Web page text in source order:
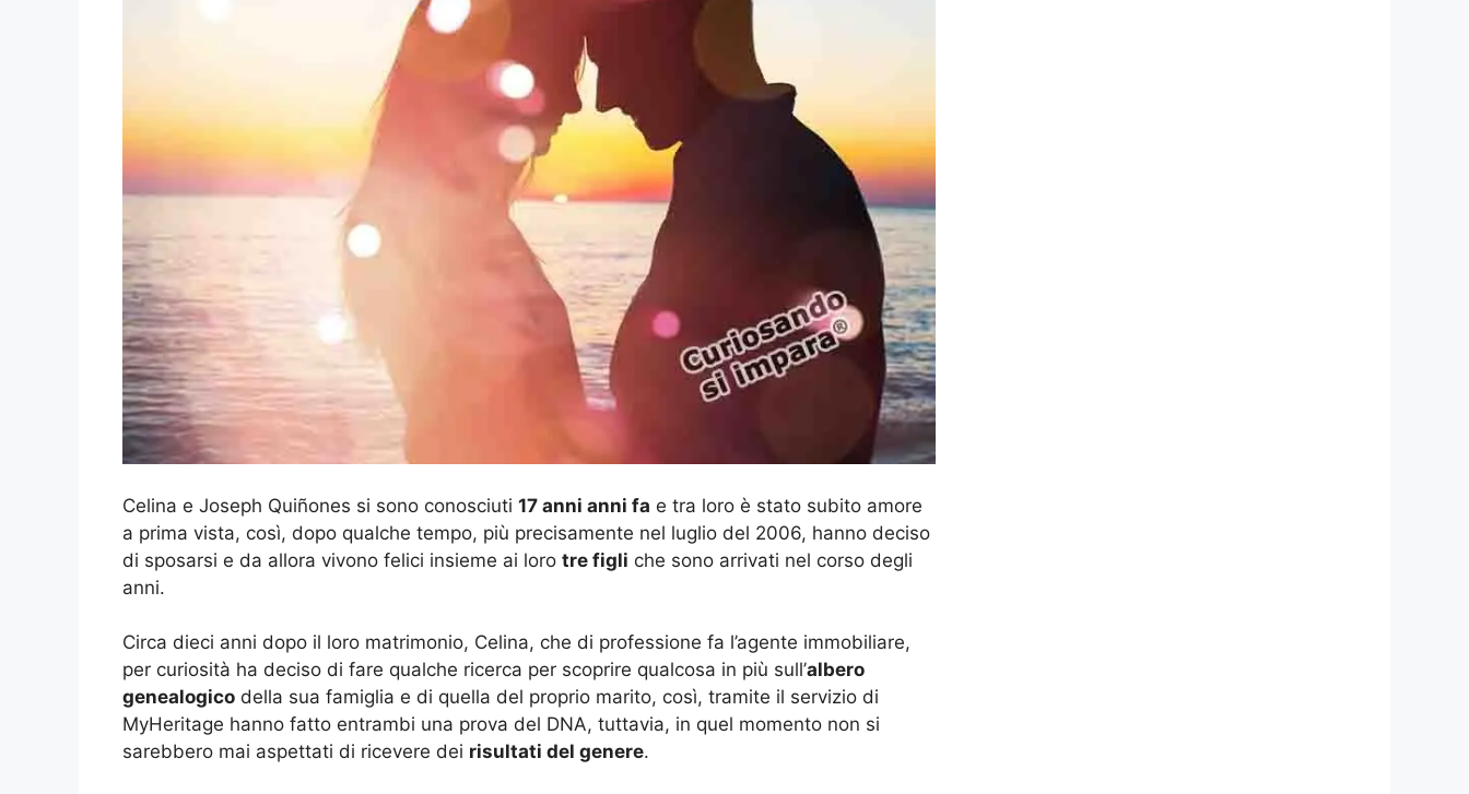
Celina e Joseph Quiñones si sono conosciuti 17 anni anni fa e tra loro è stato subito amore
a prima vista, così, dopo qualche tempo, più precisamente nel luglio del 2006, hanno deciso
di sposarsi e da allora vivono felici insieme ai loro tre figli che sono arrivati nel corso degli
anni.
Circa dieci anni dopo il loro matrimonio, Celina, che di professione fa l’agente immobiliare,
per curiosità ha deciso di fare qualche ricerca per scoprire qualcosa in più sull’albero
genealogico della sua famiglia e di quella del proprio marito, così, tramite il servizio di
MyHeritage hanno fatto entrambi una prova del DNA, tuttavia, in quel momento non si
sarebbero mai aspettati di ricevere dei risultati del genere.